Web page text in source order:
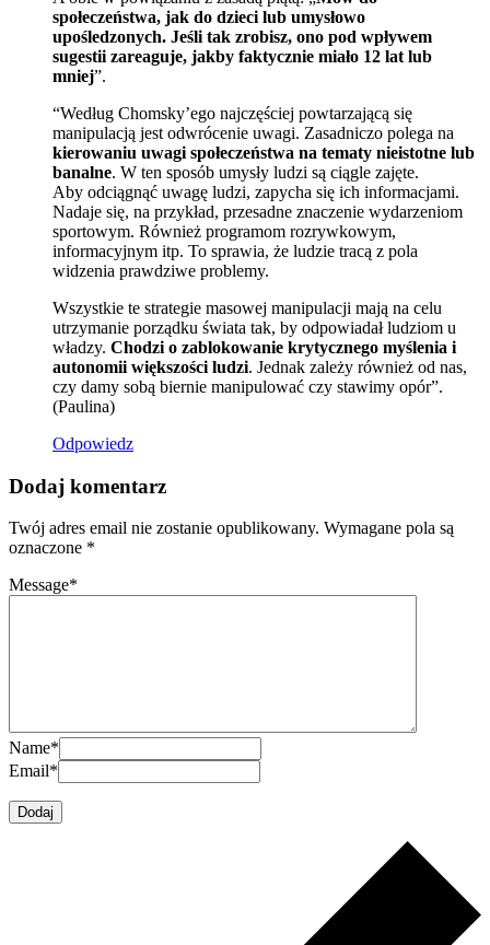
społeczeństwa, jak do dzieci lub umysłowo
upośledzonych. Jeśli tak zrobisz, ono pod wpływem
sugestii zareaguje, jakby faktycznie miało 12 lat lub
mniej”.
“Według Chomsky’ego najczęściej powtarzającą się
manipulacją jest odwrócenie uwagi. Zasadniczo polega na
kierowaniu uwagi społeczeństwa na tematy nieistotne lub
banalne. W ten sposób umysły ludzi są ciągle zajęte.
Aby odciągnąć uwagę ludzi, zapycha się ich informacjami.
Nadaje się, na przykład, przesadne znaczenie wydarzeniom
sportowym. Również programom rozrywkowym,
informacyjnym itp. To sprawia, że ludzie tracą z pola
widzenia prawdziwe problemy.
Wszystkie te strategie masowej manipulacji mają na celu
utrzymanie porządku świata tak, by odpowiadał ludziom u
władzy. Chodzi o zablokowanie krytycznego myślenia i
autonomii większości ludzi. Jednak zależy również od nas,
czy damy sobą biernie manipulować czy stawimy opór”.
(Paulina)
Odpowiedz
Dodaj komentarz
Twój adres email nie zostanie opublikowany. Wymagane pola są
oznaczone *
Message*
Name*
Email*